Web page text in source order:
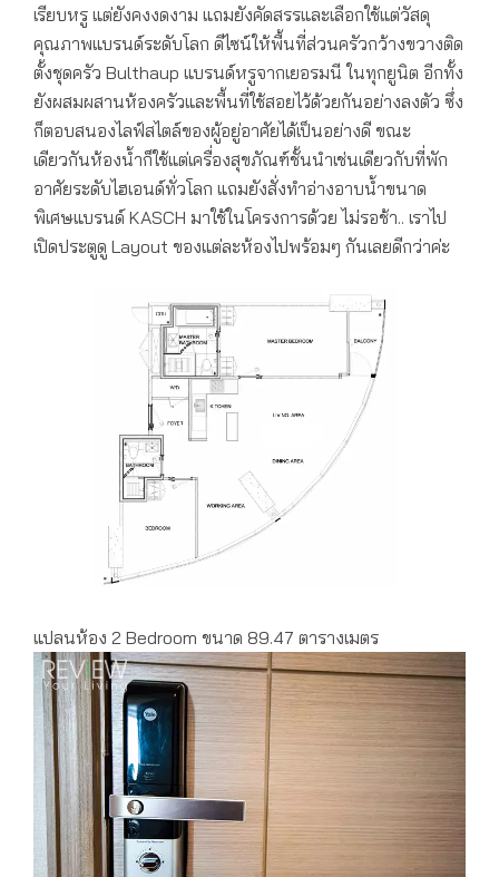
เรียบหรู แต่ยังคงงดงาม แถมยังคัดสรรและเลือกใช้แต่วัสดุ
คุณภาพแบรนด์ระดับโลก ดีไซน์ให้พื้นที่ส่วนครัวกว้างขวางติด
ตั้งชุดครัว Bulthaup แบรนด์หรูจากเยอรมนี ในทุกยูนิต อีกทั้ง
ยังผสมผสานห้องครัวและพื้นที่ใช้สอยไว้ด้วยกันอย่างลงตัว ซึ่ง
ก็ตอบสนองไลฟ์สไตล์ของผู้อยู่อาศัยได้เป็นอย่างดี ขณะ
เดียวกันห้องน้ำก็ใช้แต่เครื่องสุขภัณฑ์ชั้นนำเช่นเดียวกับที่พัก
อาศัยระดับไฮเอนด์ทั่วโลก แถมยังสั่งทำอ่างอาบน้ำขนาด
พิเศษแบรนด์ KASCH มาใช้ในโครงการด้วย ไม่รอช้า.. เราไป
เปิดประตูดู Layout ของแต่ละห้องไปพร้อมๆ กันเลยดีกว่าค่ะ
แปลนห้อง 2 Bedroom ขนาด 89.47 ตารางเมตร